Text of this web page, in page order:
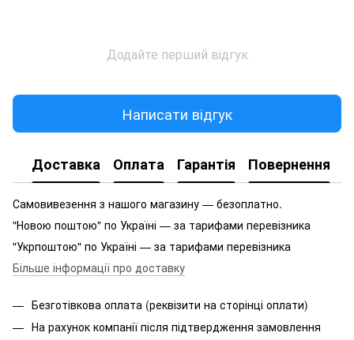
Додайте перший відгук
Написати відгук
Доставка Оплата Гарантія Повернення
Самовивезення з нашого магазину — безоплатно.
"Новою поштою" по Україні — за тарифами перевізника
"Укрпоштою" по Україні — за тарифами перевізника
Більше інформації про доставку
Безготівкова оплата (реквізити на сторінці оплати)
На рахунок компанії після підтвердження замовлення